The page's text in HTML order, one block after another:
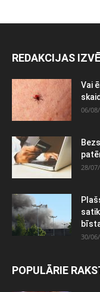
REDAKCIJAS
Vai
06/
28/
30/
POPULĀRIE